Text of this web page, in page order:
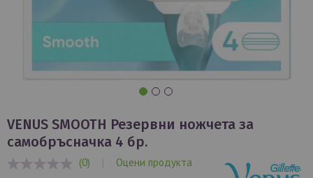
към
началото
на
галерия
VENUS SMOOTH Резервни ножчета за
самобръсначка 4 бр.
(0) |
Оцени продукта